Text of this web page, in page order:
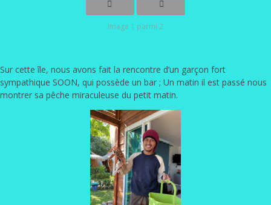
Image 1 parmi 2
Sur cette île, nous avons fait la rencontre d’un garçon fort
sympathique SOON, qui possède un bar ; Un matin il est passé nous
montrer sa pêche miraculeuse du petit matin.